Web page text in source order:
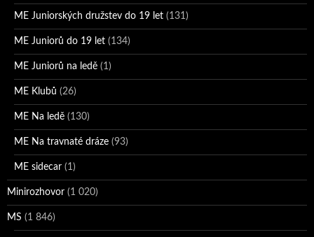
ME Juniorských družstev do 19 let (131)
ME Juniorů do 19 let (134)
ME Juniorů na ledě (1)
ME Klubů (26)
ME Na ledě (130)
ME Na travnaté dráze (93)
ME sidecar (1)
Minirozhovor (1 020)
MS (1 846)